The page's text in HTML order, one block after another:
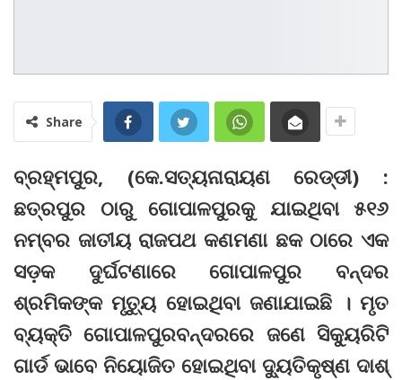
Share
ବ୍ରହ୍ମପୁର, (କେ.ସତ୍ୟନାରାୟଣ ରେଡ୍ଡୀ) :
ଛତ୍ରପୁର ଠାରୁ ଗୋପାଳପୁରକୁ ଯାଇଥିବା ୫୧୬
ନମ୍ବର ଜାତୀୟ ରାଜପଥ କଣମଣା ଛକ ଠାରେ ଏକ
ସଡ଼କ ଦୁର୍ଘଟଣାରେ ଗୋପାଳପୁର ବନ୍ଦର
ଶ୍ରମିକଙ୍କ ମୃତ୍ୟୁ ହୋଇଥିବା ଜଣାଯାଇଛି । ମୃତ
ବ୍ୟକ୍ତି ଗୋପାଳପୁରବନ୍ଦରରେ ଜଣେ ସିକ୍ୟୁରିଟି
ଗାର୍ଡ ଭାବେ ନିୟୋଜିତ ହୋଇଥିବା ଦ୍ୟୁତିକୃଷ୍ଣ ଦାଶ୍